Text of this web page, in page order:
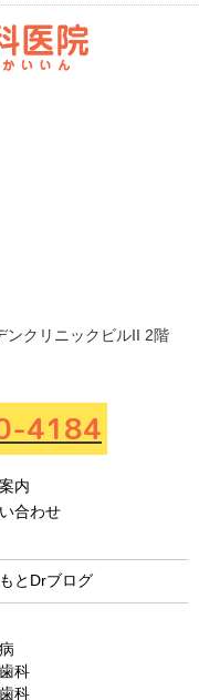
ンクリニックビルII 2階
4184
内
合わせ
とDrブログ
科
科